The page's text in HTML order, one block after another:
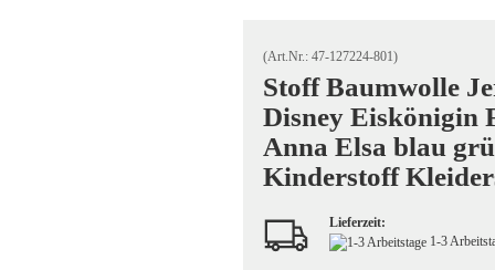
(Art.Nr.: 47-127224-801)
Stoff Baumwolle
Disney Eiskönigin
Anna Elsa blau
Kinderstoff
Lieferzeit:
1-3